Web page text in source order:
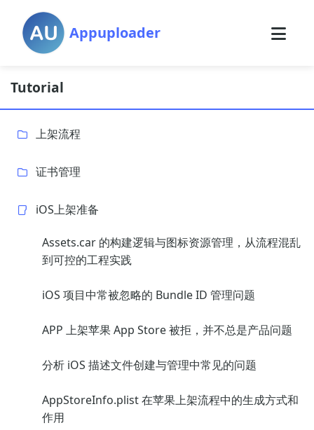
Appuploader
Tutorial
上架流程
证书管理
iOS上架准备
Assets.car 的构建逻辑与图标资源管理，从流程混乱
到可控的工程实践
iOS 项目中常被忽略的 Bundle ID 管理问题
APP 上架苹果 App Store 被拒，并不总是产品问题
分析 iOS 描述文件创建与管理中常见的问题
AppStoreInfo.plist 在苹果上架流程中的生成方式和
作用